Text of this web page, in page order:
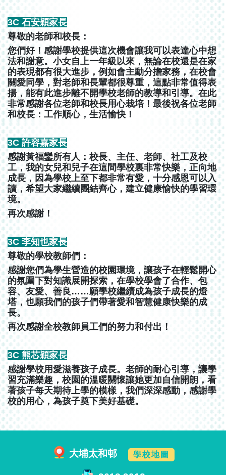
3C 石安穎家長
尊敬的老師和校長：
您們好！感謝學校提供這次機會讓我可以表達心中想
法和謝意。小女自上一年級以來，無論在校還是在家
的表現都有很大進步，例如會主動分擔家務，在校會
關愛同學，對老師和長輩都很尊重，這點非常值得表
揚，能有此進步離不開學校老師的教導和引導。在此
非常感謝各位老師和校長用心栽培！最後祝各位老師
和校長：工作順心，生活愉快！
3C 許容嘉家長
感謝黃福鑾所有人：校長、主任、老師、社工及校
工，我的女兒和兒子在這間學校裏非常快樂，正向地
成長，因為學校上至下都非常有愛，十分感恩可以入
讀，希望大家繼續團結齊心，建立健康愉快的學習環
境。
再次感謝！
3C 李知也家長
尊敬的學校教師們：
感謝您們為學生營造的校園環境，讓孩子在輕鬆開心
的氛圍下對知識展開探索，在學校學會了合作、包
容、友愛、善良……願學校繼續成為孩子成長的燈
塔，也願我們的孩子們帶著愛和智慧健康快樂的成
長。
再次感謝全校教師員工們的努力和付出！
3C 熊芯穎家長
感謝學校用愛滋養孩子成長。老師的耐心引導，讓學
習充滿樂趣，校園的溫暖關懷讓她更加自信開朗，看
著孩子每天期待上學的模樣，我們深深感動，感謝學
校的用心，為孩子奠下美好基礎。
大埔太和邨 學校地圖